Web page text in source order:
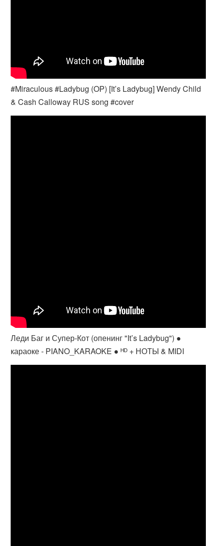
#Miraculous #Ladybug (OP) [It’s Ladybug] Wendy Child
& Cash Calloway RUS song #cover
Леди Баг и Супер-Кот (опенинг "It’s Ladybug") ●
караоке - PIANO_KARAOKE ● ᴴᴰ + НОТЫ & MIDI